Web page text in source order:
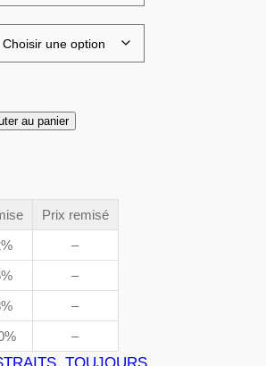
a
g
d
e
r
i
x
:
3
au panier
Prix remisé
–
–
–
–
, TOUJOURS